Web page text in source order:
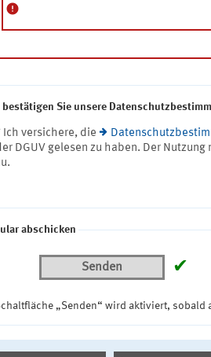
error
Sie unsere
Ich versichere, die
DGUV gelesen zu haben. Der
abschicken
Senden ✔
„Senden“ wird aktiviert,